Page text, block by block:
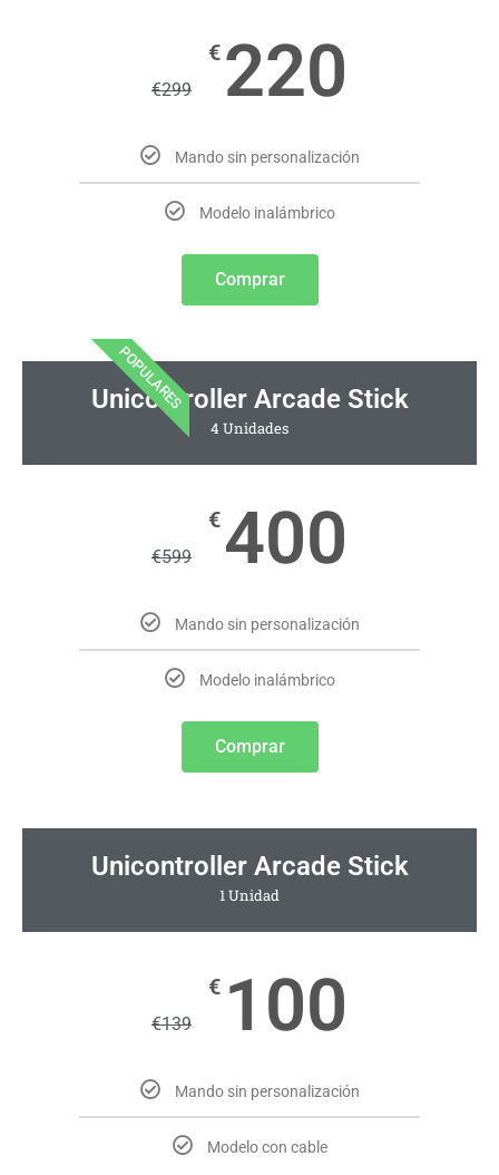
€299
€ 220
Mando sin personalización
Modelo inalámbrico
Comprar
POPULARES
Unicontroller Arcade Stick
4 Unidades
€599
€400
Mando sin personalización
Modelo inalámbrico
Comprar
Unicontroller Arcade Stick
1 Unidad
€139
€ 100
Mando sin personalización
Modelo con cable